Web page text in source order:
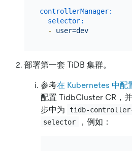
controllerManager:
selector:
-
user=dev
部署第一套 TiDB 集群。
参考在 Kubernetes 中配
配置 TidbCluster CR，
步中为
tidb-controller-
selector ，例如：